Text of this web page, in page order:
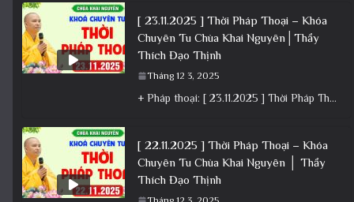
[ 23.11.2025 ] Thời Pháp Thoại – Khóa
Chuyên Tu Chùa Khai Nguyên│Thầy
Thích Đạo Thịnh
Tháng 12 3, 2025
+ Pháp thoại: [ 23.11.2025 ] Thời Pháp Thoại – Khóa Chuyên Tu Chùa Khai Nguyên│Thầy Thích Đạo Thịnh +
[ 22.11.2025 ] Thời Pháp Thoại – Khóa
Chuyên Tu Chùa Khai Nguyên │ Thầy
Thích Đạo Thịnh